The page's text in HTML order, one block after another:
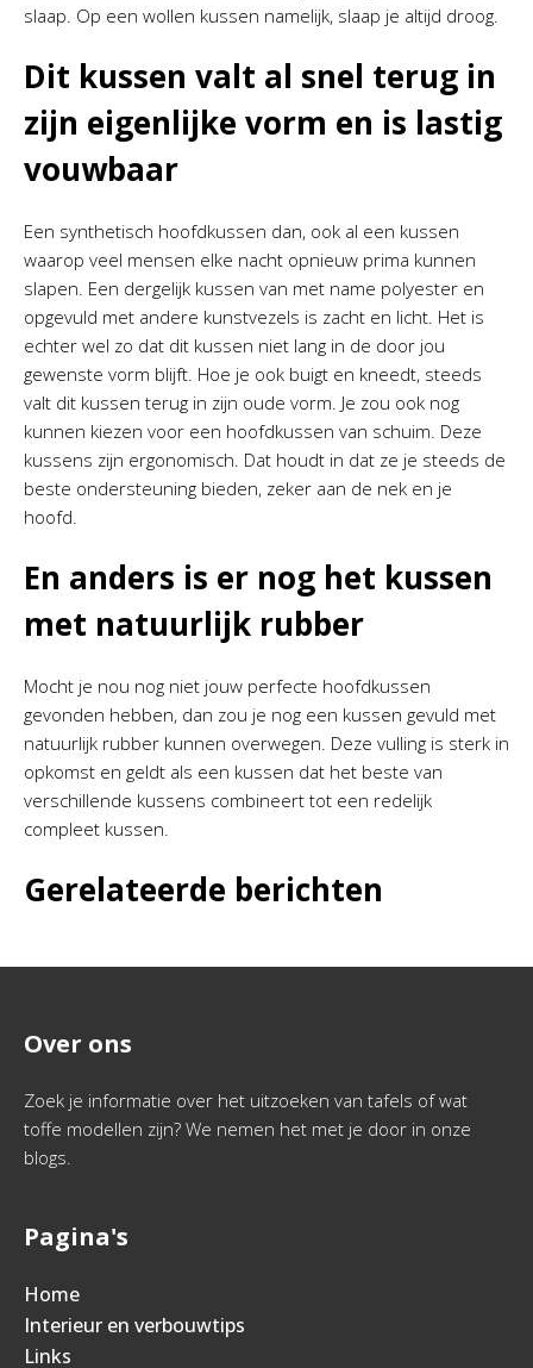
slaap. Op een wollen kussen namelijk, slaap je altijd droog.
Dit kussen valt al snel terug in
zijn eigenlijke vorm en is lastig
vouwbaar
Een synthetisch hoofdkussen dan, ook al een kussen
waarop veel mensen elke nacht opnieuw prima kunnen
slapen. Een dergelijk kussen van met name polyester en
opgevuld met andere kunstvezels is zacht en licht. Het is
echter wel zo dat dit kussen niet lang in de door jou
gewenste vorm blijft. Hoe je ook buigt en kneedt, steeds
valt dit kussen terug in zijn oude vorm. Je zou ook nog
kunnen kiezen voor een hoofdkussen van schuim. Deze
kussens zijn ergonomisch. Dat houdt in dat ze je steeds de
beste ondersteuning bieden, zeker aan de nek en je
hoofd.
En anders is er nog het kussen
met natuurlijk rubber
Mocht je nou nog niet jouw perfecte hoofdkussen
gevonden hebben, dan zou je nog een kussen gevuld met
natuurlijk rubber kunnen overwegen. Deze vulling is sterk in
opkomst en geldt als een kussen dat het beste van
verschillende kussens combineert tot een redelijk
compleet kussen.
Gerelateerde berichten
Over ons
Zoek je informatie over het uitzoeken van tafels of wat
toffe modellen zijn? We nemen het met je door in onze
blogs.
Pagina's
Home
Interieur en verbouwtips
Links